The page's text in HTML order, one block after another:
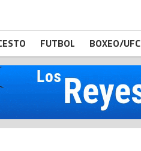
FUTBOL BOXEO/UFC